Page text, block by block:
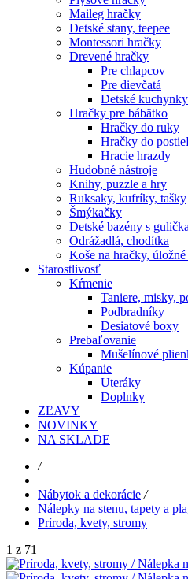
Maileg hračky
Detské stany, teepee
Montessori hračky
Drevené hračky
Pre chlapcov
Pre dievčatá
Detské
Hračky pre bábätko
Hračky do ruky
Hračky do
Hracie hrazdy
Hudobné nástroje
Knihy, puzzle a hry
Ruksaky, kufríky, tašky
Šmýkačky
Detské bazény s
Odrážadlá, chodítka
Koše na hračky,
Starostlivosť
Kŕmenie
Taniere, misky,
Podbradníky
Desiatové boxy
Prebaľovanie
Mušelínové
Kúpanie
Uteráky
Doplnky
ZĽAVY
NOVINKY
NA SKLADE
/
Nábytok a dekorácie /
Nálepky na stenu, tapety a
Príroda, kvety, stromy
1 z 71